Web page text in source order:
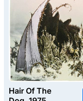
Hair Of The